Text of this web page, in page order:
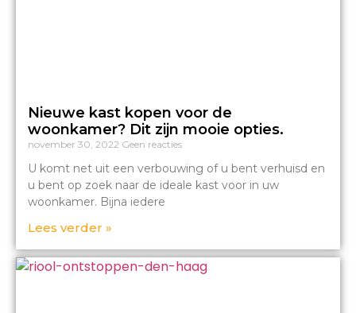
Nieuwe kast kopen voor de
woonkamer? Dit zijn mooie opties.
november 30, 2022 Geen reacties
U komt net uit een verbouwing of u bent verhuisd en
u bent op zoek naar de ideale kast voor in uw
woonkamer. Bijna iedere
Lees verder »